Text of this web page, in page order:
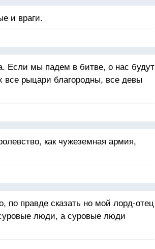
и враги.
Если мы падем в битве, о нас будут
все рыцари благородны, все девы
как чужеземная армия,
по правде сказать но мой лорд-отец
люди, а суровые люди